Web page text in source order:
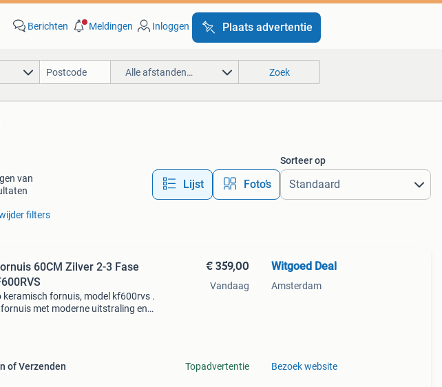
Berichten Meldingen Inloggen Plaats advertentie
Alle afstanden… Zoek
van
Lijst Foto’s
Sorteer op
filters
60CM Zilver 2-3 Fase
keramisch fornuis, model kf600rvs .
met moderne uitstraling en
of Verzenden
€ 359,00
Vandaag
Topadvertentie
Witgoed Deal
Amsterdam
Bezoek website